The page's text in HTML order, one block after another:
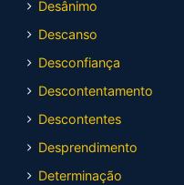
Desânimo
Descanso
Desconfiança
Descontentamento
Descontentes
Desprendimento
Determinação